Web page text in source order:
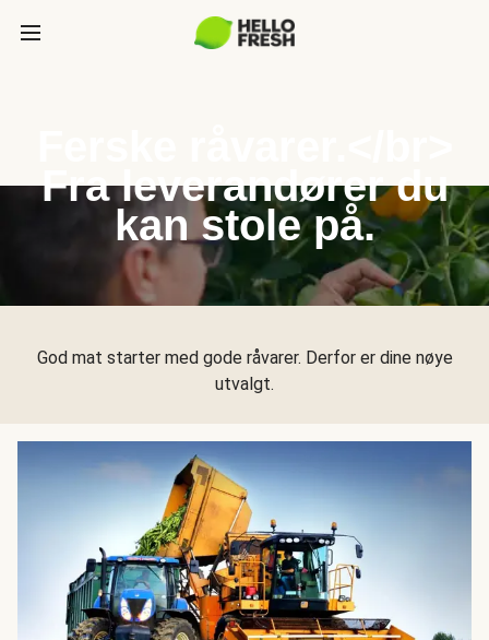
Fra leverandører du
kan stole på.
God mat starter med gode råvarer. Derfor er dine nøye
utvalgt.